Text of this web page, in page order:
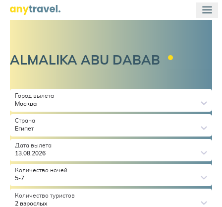
ALMALIKA ABU DABAB
Город вылета
Москва
Страна
Египет
Дата вылета
13.08.2026
Количество ночей
5-7
Количество туристов
2 взрослых